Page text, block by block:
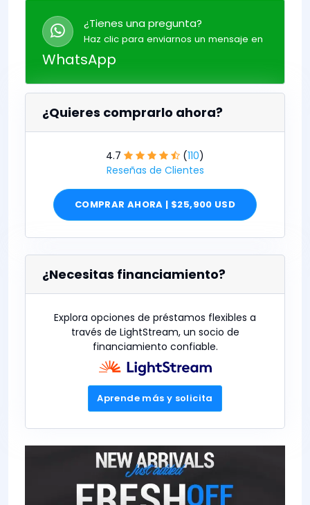
¿Tienes una pregunta?
Haz clic para enviarnos un mensaje en
WhatsApp
¿Quieres comprarlo ahora?
4.7 (110)
Reseñas de Clientes
COMPRAR AHORA | $25,900 USD
¿Necesitas financiamiento?
Explora opciones de préstamos flexibles a
través de LightStream, un socio de
financiamiento confiable.
Aprende más y solicita